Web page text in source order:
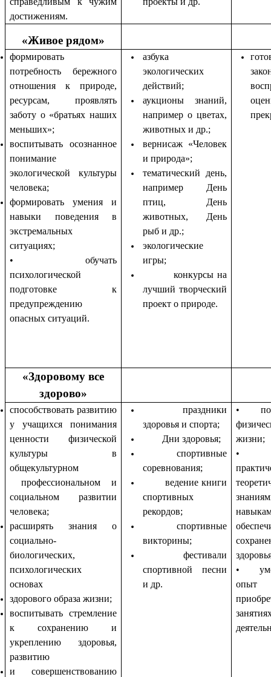
достижениям.
«Живое рядом»
формировать
потребность бережного
отношения к природе,
ресурсам, проявлять
заботу о «братьях наших
меньших»;
воспитывать осознанное
понимание
экологической культуры
человека;
формировать умения и
навыки поведения в
экстремальных
ситуациях;
• обучать
психологической
подготовке к
предупреждению
опасных ситуаций.
азбука
экологических
действий;
аукционы знаний,
например о цветах,
животных и др.;
вернисаж «Человек
и природа»;
тематический день,
например День
птиц, День
животных, День
рыб и др.;
экологические
игры;
конкурсы на
лучший творческий
проект о природе.
«Здоровому все
здорово»
способствовать развитию
у учащихся понимания
ценности физической
культуры в
общекультурном
профессиональном и
социальном развитии
человека;
расширять знания о
социально-
биологических,
психологических
основах
здорового образа жизни;
воспитывать стремление
к сохранению и
укреплению здоровья,
развитию
и совершенствованию
праздники
здоровья и спорта;
Дни здоровья;
спортивные
соревнования;
ведение книги
спортивных
рекордов;
спортивные
викторины;
фестивали
спортивной песни
и др.
•
жизни;
•
•